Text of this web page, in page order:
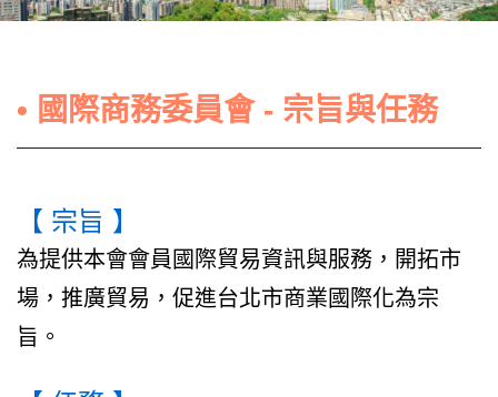
• 國際商務委員會 - 宗旨與任務
【 宗旨 】
為提供本會會員國際貿易資訊與服務，開拓市
場，推廣貿易，促進台北市商業國際化為宗
旨。